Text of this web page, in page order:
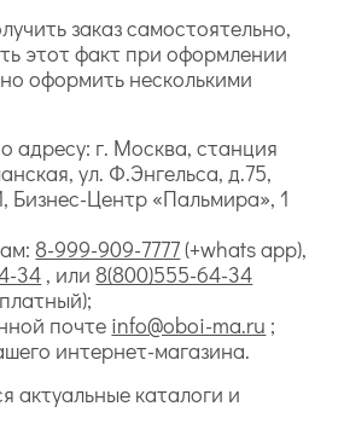
заказ самостоятельно,
этот факт при оформлении
оформить несколькими
адресу: г. Москва, станция
ул. Ф.Энгельса, д.75,
Бизнес-Центр «Пальмира», 1
8-999-909-7777(+whats app),
34 , или 8(800)555-64-34
почте info@oboi-ma.ru ;
интернет-магазина.
актуальные каталоги и